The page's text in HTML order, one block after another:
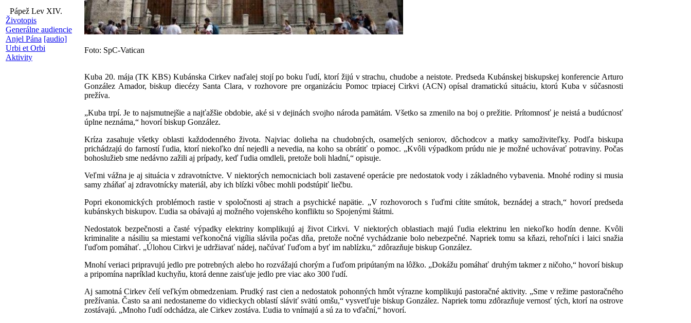
Pápež Lev XIV.
Životopis
Generálne audiencie
Anjel Pána [audio]
Urbi et Orbi
Aktivity
Foto: SpC-Vatican
Kuba 20. mája (TK KBS) Kubánska Cirkev naďalej stojí po boku ľudí, ktorí žijú v strachu, chudobe a neistote. Predseda Kubánskej biskupskej konferencie Arturo
González Amador, biskup diecézy Santa Clara, v rozhovore pre organizáciu Pomoc trpiacej Cirkvi (ACN) opísal dramatickú situáciu, ktorú Kuba v súčasnosti
prežíva.
„Kuba trpí. Je to najsmutnejšie a najťažšie obdobie, aké si v dejinách svojho národa pamätám. Všetko sa zmenilo na boj o prežitie. Prítomnosť je neistá a budúcnosť
úplne neznáma,“ hovorí biskup González.
Kríza zasahuje všetky oblasti každodenného života. Najviac dolieha na chudobných, osamelých seniorov, dôchodcov a matky samoživiteľky. Podľa biskupa
prichádzajú do farností ľudia, ktorí niekoľko dní nejedli a nevedia, na koho sa obrátiť o pomoc. „Kvôli výpadkom prúdu nie je možné uchovávať potraviny. Počas
bohoslužieb sme nedávno zažili aj prípady, keď ľudia omdleli, pretože boli hladní,“ opisuje.
Veľmi vážna je aj situácia v zdravotníctve. V niektorých nemocniciach boli zastavené operácie pre nedostatok vody i základného vybavenia. Mnohé rodiny si musia
samy zháňať aj zdravotnícky materiál, aby ich blízki vôbec mohli podstúpiť liečbu.
Popri ekonomických problémoch rastie v spoločnosti aj strach a psychické napätie. „V rozhovoroch s ľuďmi cítite smútok, beznádej a strach,“ hovorí predseda
kubánskych biskupov. Ľudia sa obávajú aj možného vojenského konfliktu so Spojenými štátmi.
Nedostatok bezpečnosti a časté výpadky elektriny komplikujú aj život Cirkvi. V niektorých oblastiach majú ľudia elektrinu len niekoľko hodín denne. Kvôli
kriminalite a násiliu sa miestami veľkonočná vigília slávila počas dňa, pretože nočné vychádzanie bolo nebezpečné. Napriek tomu sa kňazi, rehoľníci i laici snažia
ľuďom pomáhať. „Úlohou Cirkvi je udržiavať nádej, načúvať ľuďom a byť im nablízku,“ zdôrazňuje biskup González.
Mnohí veriaci pripravujú jedlo pre potrebných alebo ho rozvážajú chorým a ľuďom pripútaným na lôžko. „Dokážu pomáhať druhým takmer z ničoho,“ hovorí biskup
a pripomína napríklad kuchyňu, ktorá denne zaisťuje jedlo pre viac ako 300 ľudí.
Aj samotná Cirkev čelí veľkým obmedzeniam. Prudký rast cien a nedostatok pohonných hmôt výrazne komplikujú pastoračné aktivity. „Sme v režime pastoračného
prežívania. Často sa ani nedostaneme do vidieckych oblastí sláviť svätú omšu,“ vysvetľuje biskup González. Napriek tomu zdôrazňuje vernosť tých, ktorí na ostrove
zostávajú. „Mnoho ľudí odchádza, ale Cirkev zostáva. Ľudia to vnímajú a sú za to vďační,“ hovorí.